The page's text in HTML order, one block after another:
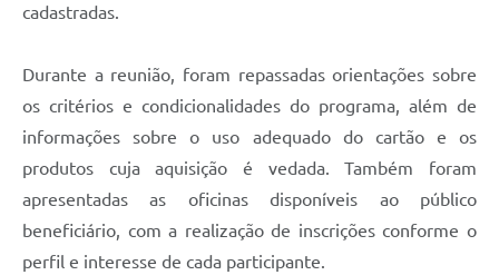
cadastradas.
Durante a reunião, foram repassadas orientações sobre
os critérios e condicionalidades do programa, além de
informações sobre o uso adequado do cartão e os
produtos cuja aquisição é vedada. Também foram
apresentadas as oficinas disponíveis ao público
beneficiário, com a realização de inscrições conforme o
perfil e interesse de cada participante.